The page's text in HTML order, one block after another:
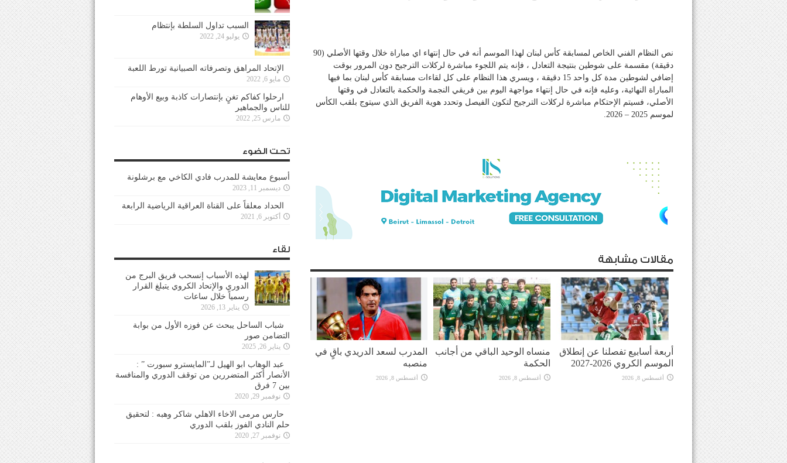
نص النظام الفني الخاص لمسابقة كأس لبنان لهذا الموسم أنه في حال إنتهاء اي مباراة خلال وقتها الأصلي (90
دقيقة) مقسمة على شوطين بنتيجة التعادل ، فإنه يتم اللجوء مباشرة لركلات الترجيح دون المرور بوقت
إضافي لشوطين مدة كل واحد 15 دقيقة ، ويسري هذا النظام على كل لقاءات مسابقة كأس لبنان بما فيها
المباراة النهائية، وعليه فإنه في حال إنتهاء مواجهة اليوم بين فريقي النجمة والحكمة بالتعادل في وقتها
الأصلي، فسيتم الإحتكام مباشرة لركلات الترجيح لتكون الفيصل وتحدد هوية الفريق الذي سيتوج بلقب الكأس
لموسم 2025 – 2026.
مقالات مشابهة
أربعة أسابيع تفصلنا عن إنطلاق
الموسم الكروي 2026-2027
أغسطس 8, 2026
منساه الوحيد الباقي من أجانب
الحكمة
أغسطس 8, 2026
المدرب لسعد الدريدي باقٍ في
منصبه
أغسطس 8, 2026
السبب تداول السلطة بإنتظام
يوليو 24, 2022
الإتحاد المراهق وتصرفاته الصبيانية تورط اللعبة
مايو 6, 2022
ارحلوا كفاكم تغنٍ بإنتصارات كاذبة وبيع الأوهام
للناس والجماهير
مارس 25, 2022
تحت الضوء
أسبوع معايشة للمدرب فادي الكاخي مع برشلونة
ديسمبر 11, 2023
الحداد معلقاً على القناة العراقية الرياضية الرابعة
أكتوبر 6, 2021
لقاء
لهذه الأسباب إنسحب فريق البرج من
الدوري والإتحاد الكروي يتبلغ القرار
رسمياً خلال ساعات
يناير 13, 2026
شباب الساحل يبحث عن فوزه الأول من بوابة
التضامن صور
يناير 26, 2025
عبد الوهاب ابو الهيل لـ”المايسترو سبورت ” :
الأنصار أكثر المتضررين من توقف الدوري والمنافسة
بين 7 فرق
نوفمبر 29, 2020
حارس مرمى الاخاء الاهلي شاكر وهبه : لتحقيق
حلم النادي الفوز بلقب الدوري
نوفمبر 27, 2020